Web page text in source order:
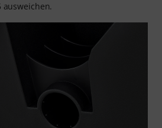
ausweichen.